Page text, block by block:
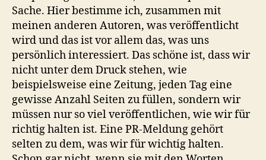
Sache. Hier bestimme ich, zusammen mit
meinen anderen Autoren, was veröffentlicht
wird und das ist vor allem das, was uns
persönlich interessiert. Das schöne ist, dass wir
nicht unter dem Druck stehen, wie
beispielsweise eine Zeitung, jeden Tag eine
gewisse Anzahl Seiten zu füllen, sondern wir
müssen nur so viel veröffentlichen, wie wir für
richtig halten ist. Eine PR-Meldung gehört
selten zu dem, was wir für wichtig halten.